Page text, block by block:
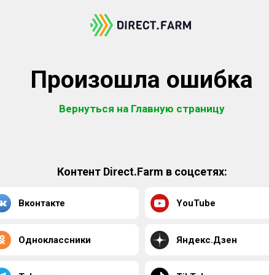
Произошла ошибка
Вернуться на Главную страницу
Контент Direct.Farm в соцсетях:
Вконтакте YouTube
Одноклассники Яндекс.Дзен